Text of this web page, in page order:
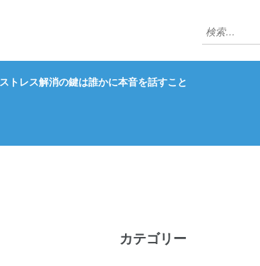
検
索:
ストレス解消の鍵は誰かに本音を話すこと
カテゴリー